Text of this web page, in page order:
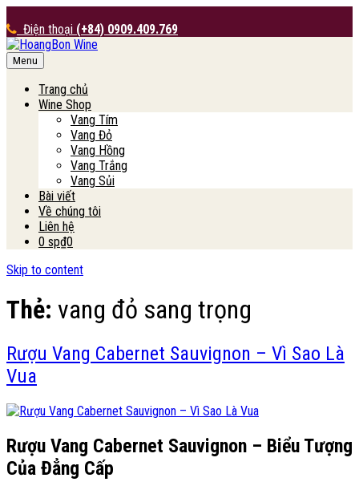
Điện thoại (+84) 0909.409.769
HoangBon Wine
Menu
Trang chủ
Wine Shop
Vang Tím
Vang Đỏ
Vang Hồng
Vang Trắng
Vang Sủi
Bài viết
Về chúng tôi
Liên hệ
0 sp₫0
Skip to content
Thẻ: vang đỏ sang trọng
Rượu Vang Cabernet Sauvignon – Vì Sao Là
Vua
Rượu Vang Cabernet Sauvignon – Biểu Tượng
Của Đẳng Cấp